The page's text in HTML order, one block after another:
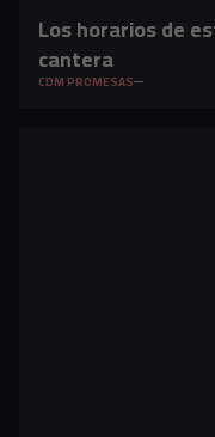
Los horarios de
cantera
CDM PROMESAS